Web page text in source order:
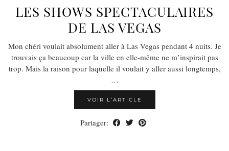
LES SHOWS SPECTACULAIRES
DE LAS VEGAS
Mon chéri voulait absolument aller à Las Vegas pendant 4 nuits. Je
trouvais ça beaucoup car la ville en elle-même ne m’inspirait pas
trop. Mais la raison pour laquelle il voulait y aller aussi longtemps,
…
VOIR L’ARTICLE
Partager: